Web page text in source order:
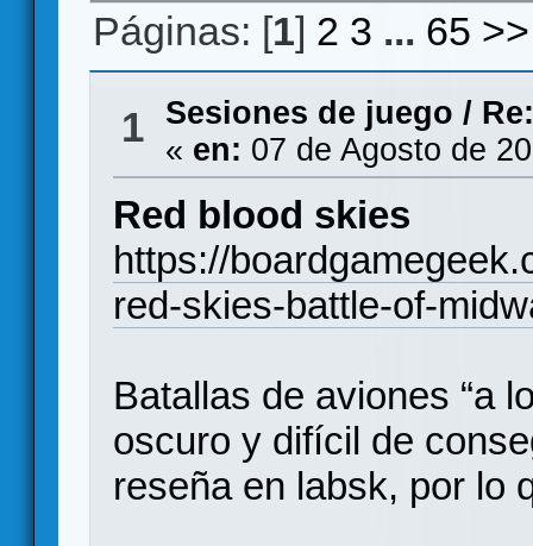
Páginas: [1] 2 3 ... 65 >>
1 Sesiones de juego /
« en: 07 de Agosto de
Red blood skies
https://
red-skies-battle-of-
Batallas de aviones “a
oscuro y difícil de
reseña en labsk, por lo